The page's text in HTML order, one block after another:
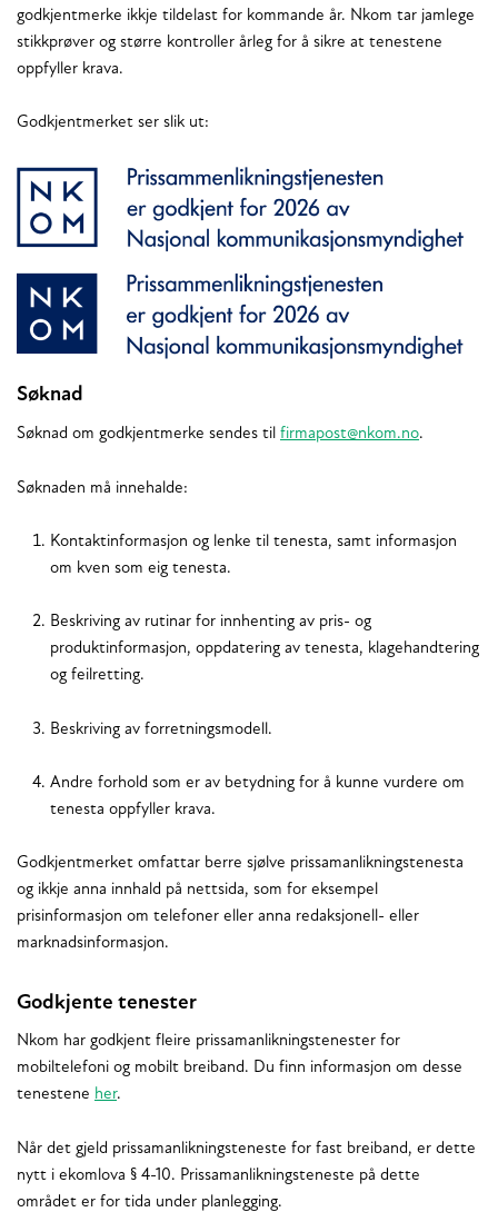
godkjentmerke ikkje tildelast for kommande år. Nkom tar jamlege
stikkprøver og større kontroller årleg for å sikre at tenestene
oppfyller krava.
Godkjentmerket ser slik ut:
Søknad
Søknad om godkjentmerke sendes til firmapost@nkom.no.
Søknaden må innehalde:
Kontaktinformasjon og lenke til tenesta, samt informasjon
om kven som eig tenesta.
Beskriving av rutinar for innhenting av pris- og
produktinformasjon, oppdatering av tenesta, klagehandtering
og feilretting.
Beskriving av forretningsmodell.
Andre forhold som er av betydning for å kunne vurdere om
tenesta oppfyller krava.
Godkjentmerket omfattar berre sjølve prissamanlikningstenesta
og ikkje anna innhald på nettsida, som for eksempel
prisinformasjon om telefoner eller anna redaksjonell- eller
marknadsinformasjon.
Godkjente tenester
Nkom har godkjent fleire prissamanlikningstenester for
mobiltelefoni og mobilt breiband. Du finn informasjon om desse
tenestene her.
Når det gjeld prissamanlikningsteneste for fast breiband, er dette
nytt i ekomlova § 4-10. Prissamanlikningsteneste på dette
området er for tida under planlegging.